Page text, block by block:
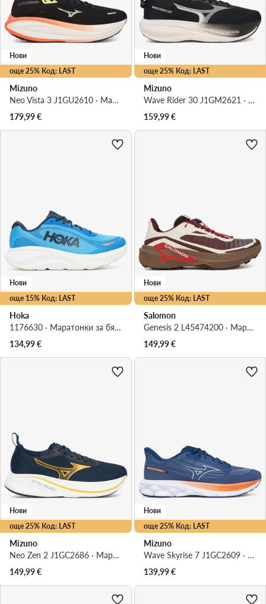
още 25% Код: LAST
Нови
Mizuno
Neo Vista 3 J1GU2610 · Маратонки за бягане
179,99€
още 25% Код: LAST
Нови
Mizuno
Wave Rider 30 J1GM2621 · Маратонки за бягане
159,99€
още 15% Код: LAST
Нови
Hoka
1176630 · Маратонки за бягане
134,99€
още 25% Код: LAST
Нови
Salomon
Genesis 2 L45474200 · Маратонки за бягане
149,99€
още 25% Код: LAST
Нови
Mizuno
Neo Zen 2 J1GC2686 · Маратонки за бягане
149,99€
още 25% Код: LAST
Нови
Mizuno
Wave Skyrise 7 J1GC2609 · Маратонки за бягане
139,99€